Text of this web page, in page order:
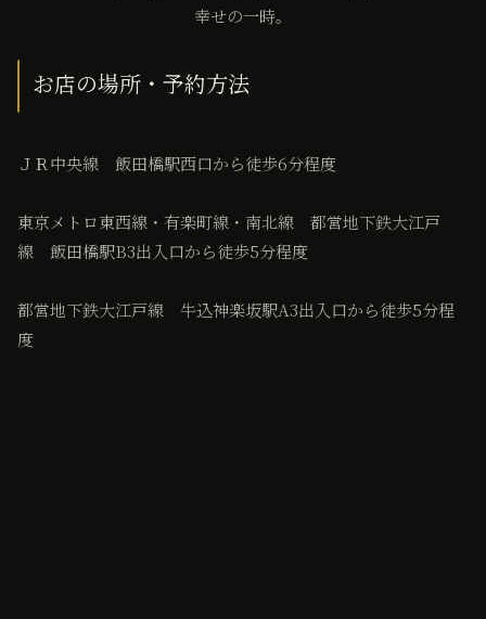
幸せの一時。
お店の場所・予約方法
ＪＲ中央線 飯田橋駅西口から徒歩6分程度
東京メトロ東西線・有楽町線・南北線 都営地下鉄大江戸
線 飯田橋駅B3出入口から徒歩5分程度
都営地下鉄大江戸線 牛込神楽坂駅A3出入口から徒歩5分程
度